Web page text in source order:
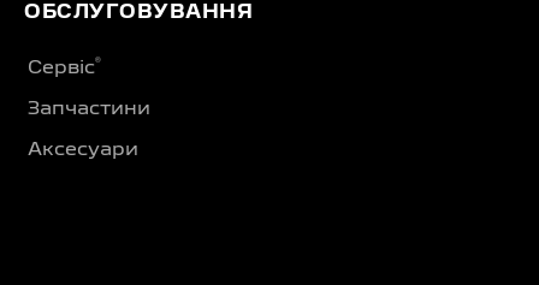
ОБСЛУГОВУВАННЯ
Сервіс®
Запчастини
Аксесуари